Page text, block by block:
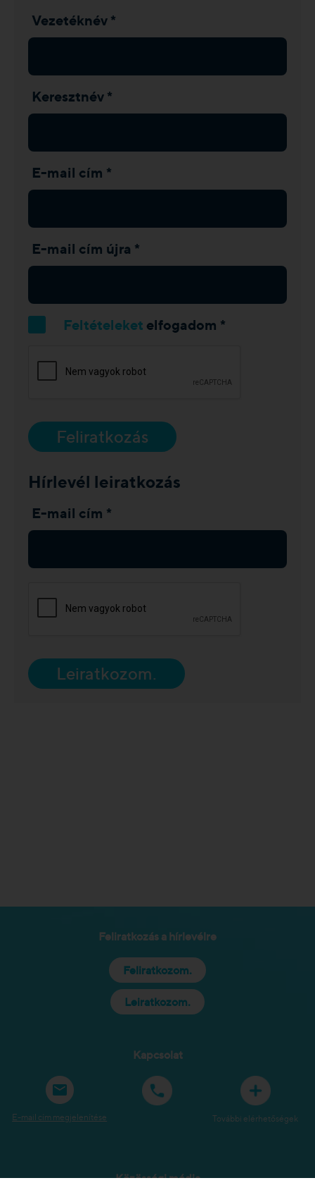
Vezetéknév *
Keresztnév *
E-mail cím *
E-mail cím újra *
Feltételeket elfogadom *
Feliratkozás
Hírlevél leiratkozás
E-mail cím *
Leiratkozom.
Feliratkozás a hírlevélre
Feliratkozom.
Leiratkozom.
Kapcsolat
E-mail cím megjelenítése További elérhetőségek
Közösségi média